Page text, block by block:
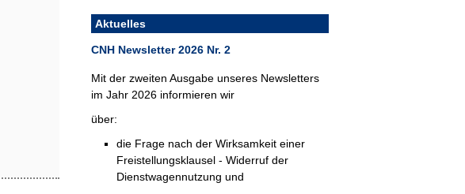
Aktuelles
CNH Newsletter 2026 Nr. 2
Mit der zweiten Ausgabe unseres Newsletters
im Jahr 2026 informieren wir
über:
die Frage nach der Wirksamkeit einer
Freistellungsklausel - Widerruf der
Dienstwagennutzung und